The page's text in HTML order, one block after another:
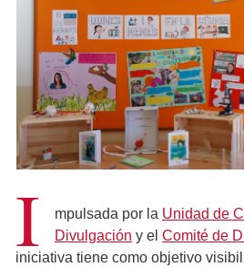
I mpulsada por la Unidad de
Divulgación y el Comité de
iniciativa tiene como objetivo